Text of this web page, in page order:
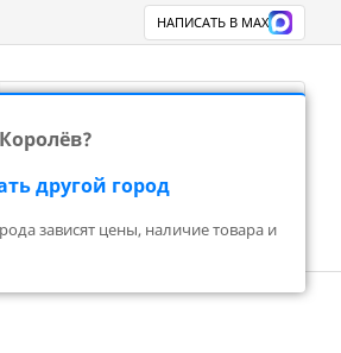
НАПИСАТЬ В MAX
другой город
зависят цены, наличие товара и